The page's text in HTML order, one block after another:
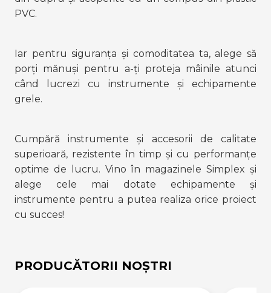
PVC.
Iar pentru siguranța și comoditatea ta, alege să
porți mănuși pentru a-ți proteja mâinile atunci
când lucrezi cu instrumente și echipamente
grele.
Cumpără instrumente și accesorii de calitate
superioară, rezistente în timp și cu performanțe
optime de lucru. Vino în magazinele Simplex și
alege cele mai dotate echipamente și
instrumente pentru a putea realiza orice proiect
cu succes!
PRODUCĂTORII NOȘTRI